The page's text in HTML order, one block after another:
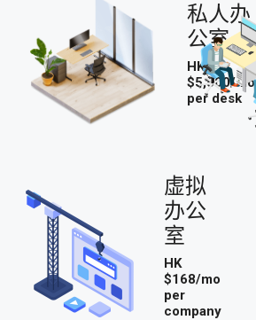
私人办
公室
HK
$5,500/mo
per desk
虚拟
办公
室
HK
$168/mo
per
company